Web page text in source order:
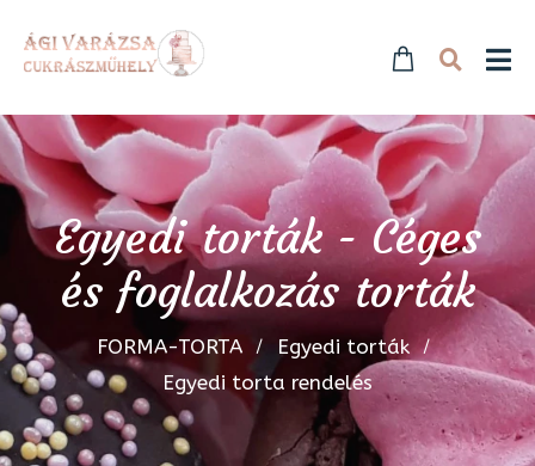
Egyedi torták - Céges
és foglalkozás torták
FORMA-TORTA
Egyedi torták
Egyedi torta rendelés